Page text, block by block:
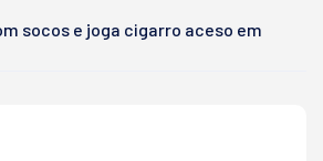
socos e joga cigarro aceso em